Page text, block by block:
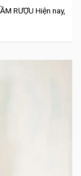
RƯỢU Hiện nay,